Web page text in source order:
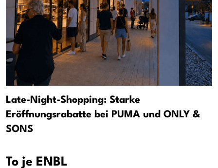
Late-Night-Shopping: Starke
Eröffnungsrabatte bei PUMA und ONLY &
SONS
To je ENBL